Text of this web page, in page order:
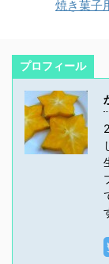
焼き菓子
プロフィール